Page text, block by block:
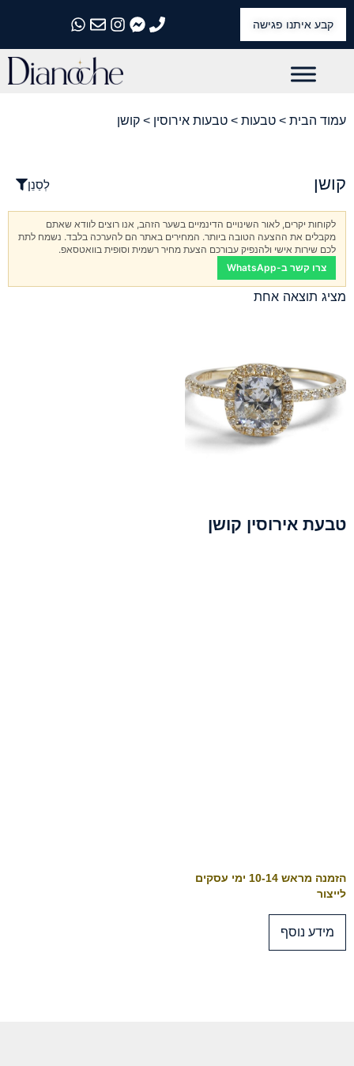
קבע איתנו פגישה
התקשרו אלינו
התקשרו אלינו
התקשרו אלינו
התקשרו אלינו
התקשרו אלינו
עמוד הבית > טבעות > טבעות אירוסין > קושן
לְסַנֵן קושן
לקוחות יקרים, לאור השינויים הדינמיים בשער הזהב, אנו רוצים לוודא שאתם
מקבלים את ההצעה הטובה ביותר. המחירים באתר הם להערכה בלבד. נשמח לתת
לכם שירות אישי ולהנפיק עבורכם הצעת מחיר רשמית וסופית בוואטסאפ.
צרו קשר ב-WhatsApp
מציג תוצאה אחת
טבעת אירוסין קושן
הזמנה מראש 10-14 ימי עסקים
לייצור
מידע נוסף